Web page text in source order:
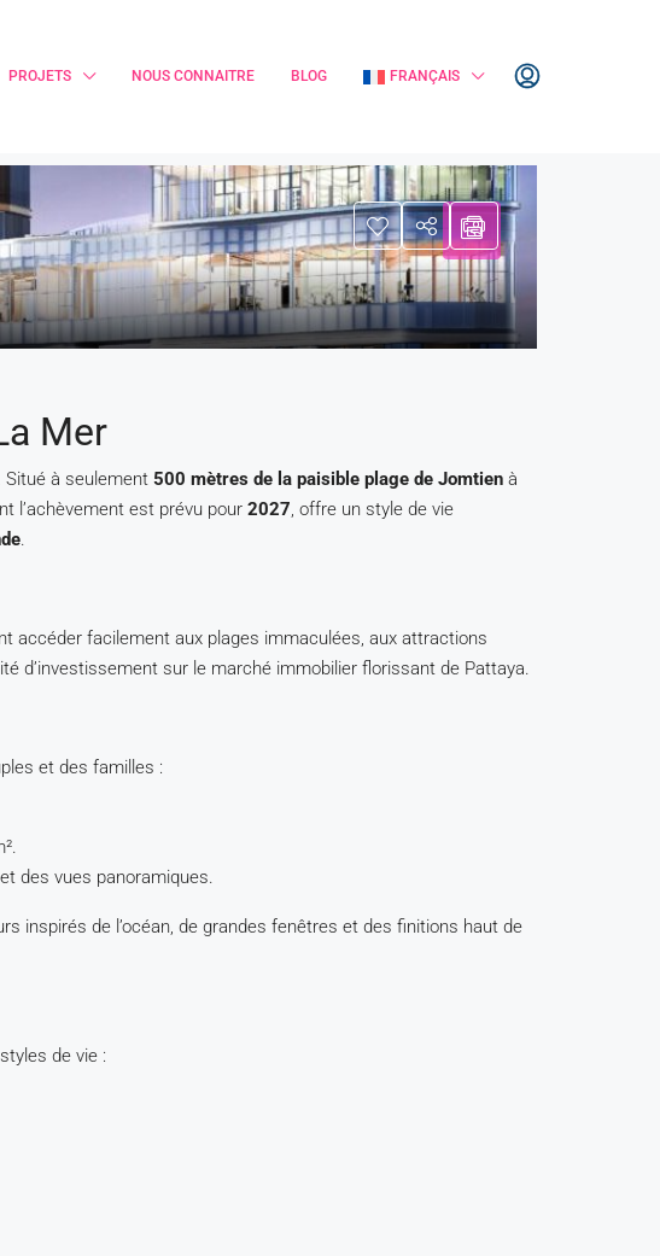
PROJETS NOUS CONNAITRE BLOG FRANÇAIS
Mer
à seulement 500 mètres de la paisible plage de Jomtien à
l’achèvement est prévu pour 2027, offre un style de vie
.
accéder facilement aux plages immaculées, aux attractions
d’investissement sur le marché immobilier florissant de Pattaya.
et des familles :
des vues panoramiques.
inspirés de l’océan, de grandes fenêtres et des finitions haut de
de vie :